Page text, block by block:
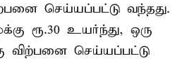
செய்யப்பட்டு வந்தது.
ரூ.30 உயர்ந்து, ஒரு
விற்பனை செய்யப்பட்டு